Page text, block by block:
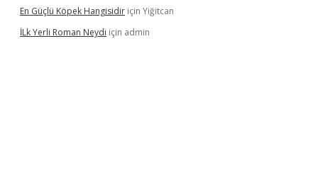
En Güçlü Köpek Hangisidir için Yiğitcan
İLk Yerli Roman Neydi için admin